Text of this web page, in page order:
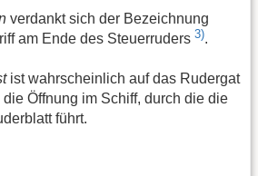
verdankt sich der Bezeichnung
am Ende des Steuerruders 3).
ist wahrscheinlich auf das Rudergat
Öffnung im Schiff, durch die die
führt.